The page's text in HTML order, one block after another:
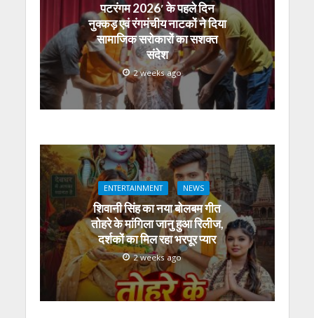
पटरंगम 2026′ के पहले दिन
नुक्कड़ एवं रंगमंचीय नाटकों ने दिया
सामाजिक सरोकारों का सशक्त
संदेश
2 weeks ago
ENTERTAINMENT NEWS
शिवानी सिंह का नया बोलबम गीत
तोहरे के मांगिला जानु हुआ रिलीज,
दर्शकों का मिल रहा भरपूर प्यार
2 weeks ago